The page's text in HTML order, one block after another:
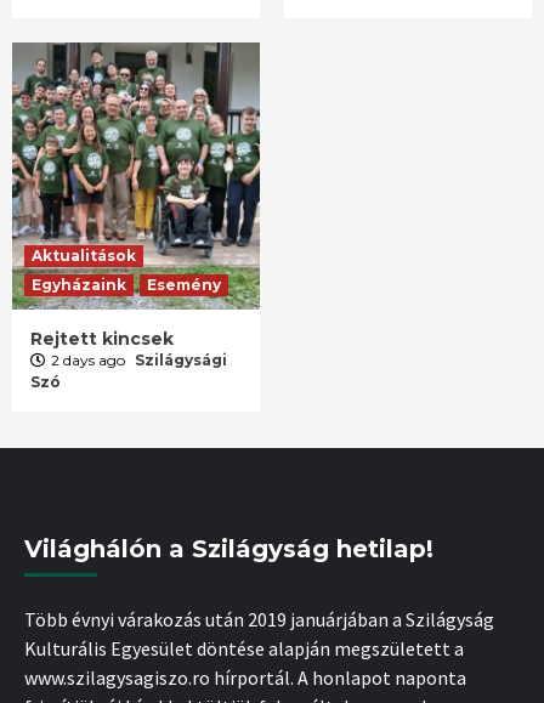
Aktualitások
Egyházaink
Esemény
Rejtett kincsek
2 days ago Szilágysági
Szó
Világhálón a Szilágyság hetilap!
Több évnyi várakozás után 2019 januárjában a Szilágyság
Kulturális Egyesület döntése alapján megszületett a
www.szilagysagiszo.ro hírportál. A honlapot naponta